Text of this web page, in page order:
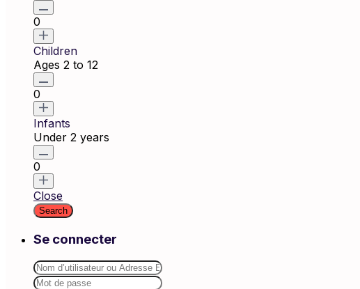
0
Children
Ages 2 to 12
0
Infants
Under 2 years
0
Close
Se connecter